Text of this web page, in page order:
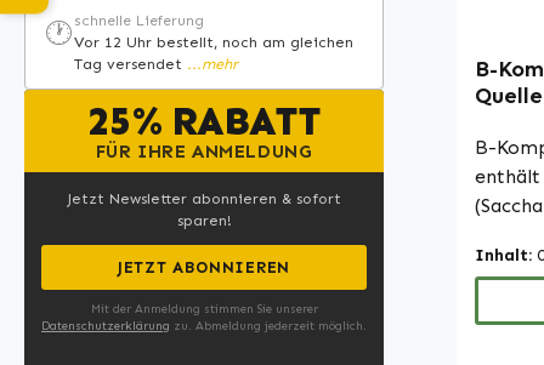
🕐 schnelle Lieferung
Vor 12 Uhr bestellt, noch am gleichen
Tag versendet ...mehr
25% RABATT
FÜR IHRE ANMELDUNG
Jetzt Newsletter abonnieren & sofort
sparen!
JETZT ABONNIEREN
Mit der Anmeldung stimmen Sie unserer
Datenschutzerklärung zu. Abmeldung jederzeit möglich.
Bitte
und
dürfen
Für
Sie
B-
B-
B2, B3,
liefert.
Inhalt: